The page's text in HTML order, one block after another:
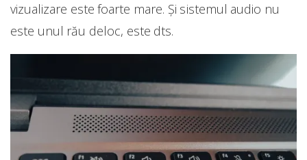
vizualizare este foarte mare. Și sistemul audio nu
este unul rău deloc, este dts.